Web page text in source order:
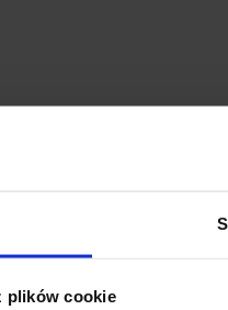
plików cookie